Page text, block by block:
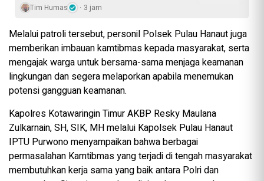
Tim Humas 3 jam
Melalui patroli tersebut, personil Polsek Pulau Hanaut juga
memberikan imbauan kamtibmas kepada masyarakat, serta
mengajak warga untuk bersama-sama menjaga keamanan
lingkungan dan segera melaporkan apabila menemukan
potensi gangguan keamanan.
Kapolres Kotawaringin Timur AKBP Resky Maulana
Zulkarnain, SH, SIK, MH melalui Kapolsek Pulau Hanaut
IPTU Purwono menyampaikan bahwa berbagai
permasalahan Kamtibmas yang terjadi di tengah masyarakat
membutuhkan kerja sama yang baik antara Polri dan